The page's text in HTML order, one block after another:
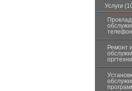
Услуги
Ремонт и